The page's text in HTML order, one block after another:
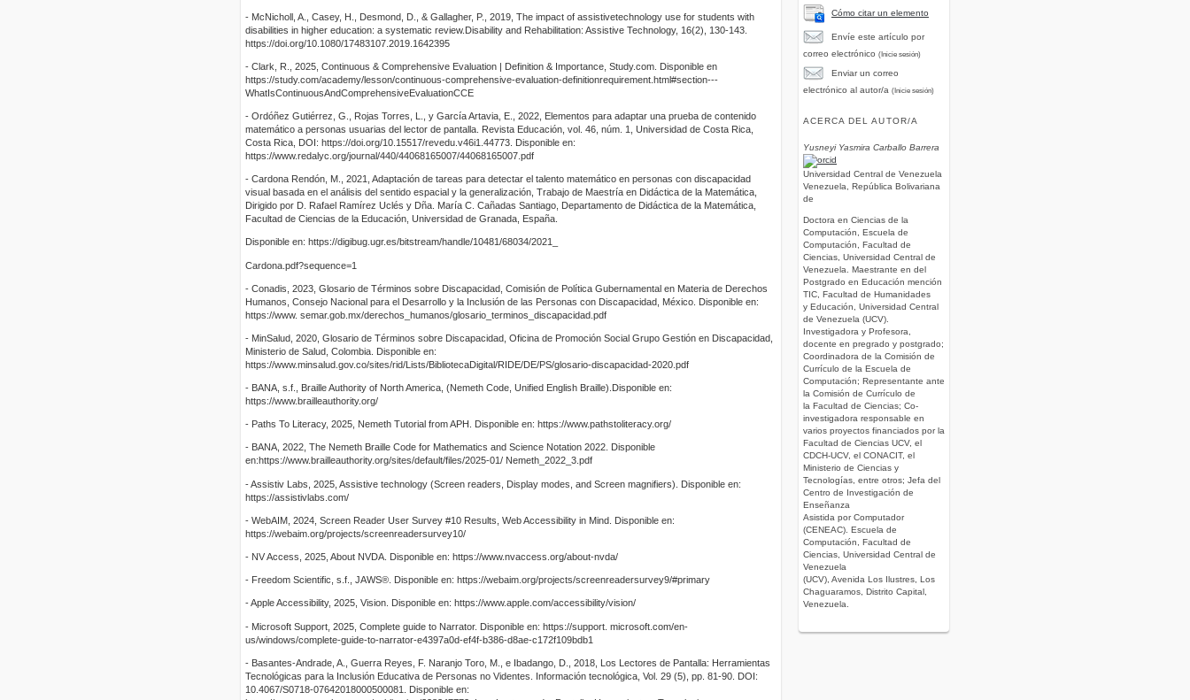
Cómo citar un elemento
Envíe este artículo por
correo electrónico (Inicie sesión)
Enviar un correo
electrónico al autor/a (Inicie sesión)
ACERCA DEL AUTOR/A
Yusneyi Yasmira Carballo Barrera
Universidad Central de Venezuela
Venezuela, República Bolivariana
de
Doctora en Ciencias de la
Computación, Escuela de
Computación, Facultad de
Ciencias, Universidad Central de
Venezuela. Maestrante en del
Postgrado en Educación mención
TIC, Facultad de Humanidades
y Educación, Universidad Central
de Venezuela (UCV).
Investigadora y Profesora,
docente en pregrado y postgrado;
Coordinadora de la Comisión de
Currículo de la Escuela de
Computación; Representante ante
la Comisión de Currículo de
la Facultad de Ciencias; Co-
investigadora responsable en
varios proyectos financiados por la
Facultad de Ciencias UCV, el
CDCH-UCV, el CONACIT, el
Ministerio de Ciencias y
Tecnologías, entre otros; Jefa del
Centro de Investigación de
Enseñanza
Asistida por Computador
(CENEAC). Escuela de
Computación, Facultad de
Ciencias, Universidad Central de
Venezuela
(UCV), Avenida Los Ilustres, Los
Chaguaramos, Distrito Capital,
Venezuela.
- McNicholl, A., Casey, H., Desmond, D., & Gallagher, P., 2019, The impact of assistivetechnology use for students with
disabilities in higher education: a systematic review.Disability and Rehabilitation: Assistive Technology, 16(2), 130-143.
https://doi.org/10.1080/17483107.2019.1642395
- Clark, R., 2025, Continuous & Comprehensive Evaluation | Definition & Importance, Study.com. Disponible en
https://study.com/academy/lesson/continuous-comprehensive-evaluation-definitionrequirement.html#section---
WhatIsContinuousAndComprehensiveEvaluationCCE
- Ordóñez Gutiérrez, G., Rojas Torres, L., y García Artavia, E., 2022, Elementos para adaptar una prueba de contenido
matemático a personas usuarias del lector de pantalla. Revista Educación, vol. 46, núm. 1, Universidad de Costa Rica,
Costa Rica, DOI: https://doi.org/10.15517/revedu.v46i1.44773. Disponible en:
https://www.redalyc.org/journal/440/44068165007/44068165007.pdf
- Cardona Rendón, M., 2021, Adaptación de tareas para detectar el talento matemático en personas con discapacidad
visual basada en el análisis del sentido espacial y la generalización, Trabajo de Maestría en Didáctica de la Matemática,
Dirigido por D. Rafael Ramírez Uclés y Dña. María C. Cañadas Santiago, Departamento de Didáctica de la Matemática,
Facultad de Ciencias de la Educación, Universidad de Granada, España.
Disponible en: https://digibug.ugr.es/bitstream/handle/10481/68034/2021_
Cardona.pdf?sequence=1
- Conadis, 2023, Glosario de Términos sobre Discapacidad, Comisión de Política Gubernamental en Materia de Derechos
Humanos, Consejo Nacional para el Desarrollo y la Inclusión de las Personas con Discapacidad, México. Disponible en:
https://www. semar.gob.mx/derechos_humanos/glosario_terminos_discapacidad.pdf
- MinSalud, 2020, Glosario de Términos sobre Discapacidad, Oficina de Promoción Social Grupo Gestión en Discapacidad,
Ministerio de Salud, Colombia. Disponible en:
https://www.minsalud.gov.co/sites/rid/Lists/BibliotecaDigital/RIDE/DE/PS/glosario-discapacidad-2020.pdf
- BANA, s.f., Braille Authority of North America, (Nemeth Code, Unified English Braille).Disponible en:
https://www.brailleauthority.org/
- Paths To Literacy, 2025, Nemeth Tutorial from APH. Disponible en: https://www.pathstoliteracy.org/
- BANA, 2022, The Nemeth Braille Code for Mathematics and Science Notation 2022. Disponible
en:https://www.brailleauthority.org/sites/default/files/2025-01/ Nemeth_2022_3.pdf
- Assistiv Labs, 2025, Assistive technology (Screen readers, Display modes, and Screen magnifiers). Disponible en:
https://assistivlabs.com/
- WebAIM, 2024, Screen Reader User Survey #10 Results, Web Accessibility in Mind. Disponible en:
https://webaim.org/projects/screenreadersurvey10/
- NV Access, 2025, About NVDA. Disponible en: https://www.nvaccess.org/about-nvda/
- Freedom Scientific, s.f., JAWS®. Disponible en: https://webaim.org/projects/screenreadersurvey9/#primary
- Apple Accessibility, 2025, Vision. Disponible en: https://www.apple.com/accessibility/vision/
- Microsoft Support, 2025, Complete guide to Narrator. Disponible en: https://support. microsoft.com/en-
us/windows/complete-guide-to-narrator-e4397a0d-ef4f-b386-d8ae-c172f109bdb1
- Basantes-Andrade, A., Guerra Reyes, F. Naranjo Toro, M., e Ibadango, D., 2018, Los Lectores de Pantalla: Herramientas
Tecnológicas para la Inclusión Educativa de Personas no Videntes. Información tecnológica, Vol. 29 (5), pp. 81-90. DOI:
10.4067/S0718-07642018000500081. Disponible en: